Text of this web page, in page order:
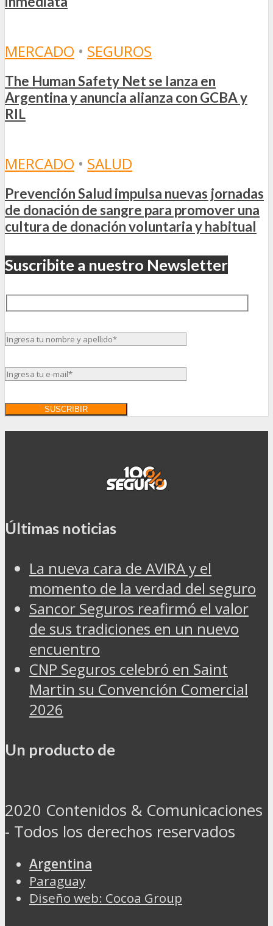
MERCADO • SEGUROS
The Human Safety Net se lanza en
Argentina y anuncia alianza con GCBA y
RIL
MERCADO • SALUD
Prevención Salud impulsa nuevas jornadas
de donación de sangre para promover una
cultura de donación voluntaria y habitual
Suscribite a nuestro Newsletter
Últimas noticias
La nueva cara de AVIRA y el
momento de la verdad del seguro
Sancor Seguros reafirmó el valor
de sus tradiciones en un nuevo
encuentro
CNP Seguros celebró en Saint
Martin su Convención Comercial
2026
Un producto de
2020 Contenidos & Comunicaciones
- Todos los derechos reservados
Argentina
Paraguay
Diseño web: Cocoa Group